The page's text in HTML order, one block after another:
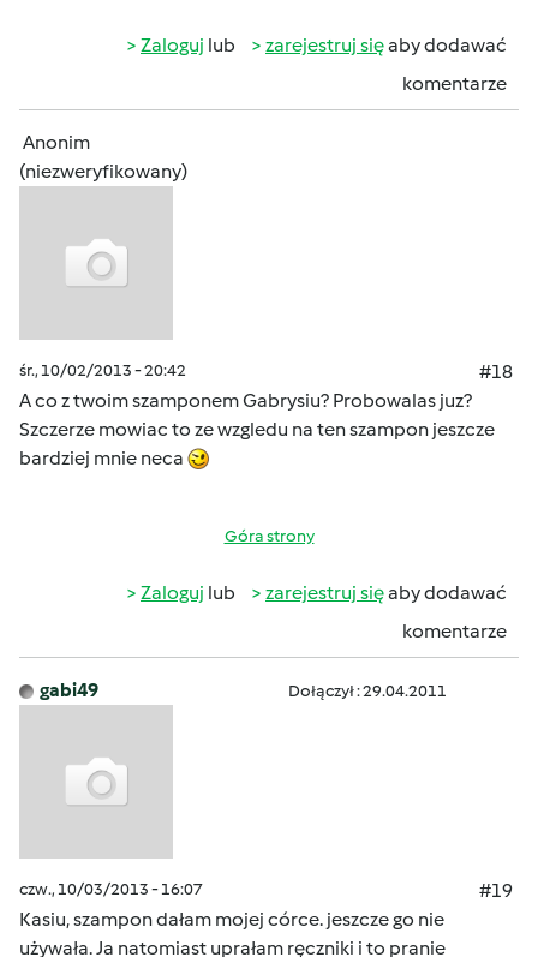
Zaloguj lub zarejestruj sięaby dodawać
komentarze
Anonim
(niezweryfikowany)
śr., 10/02/2013 - 20:42
#18
A co z twoim szamponem Gabrysiu? Probowalas juz?
Szczerze mowiac to ze wzgledu na ten szampon jeszcze
bardziej mnie neca
Góra strony
Zaloguj lub zarejestruj sięaby dodawać
komentarze
gabi49 Dołączył : 29.04.2011
czw., 10/03/2013 - 16:07
#19
Kasiu, szampon dałam mojej córce. jeszcze go nie
używała. Ja natomiast uprałam ręczniki i to pranie